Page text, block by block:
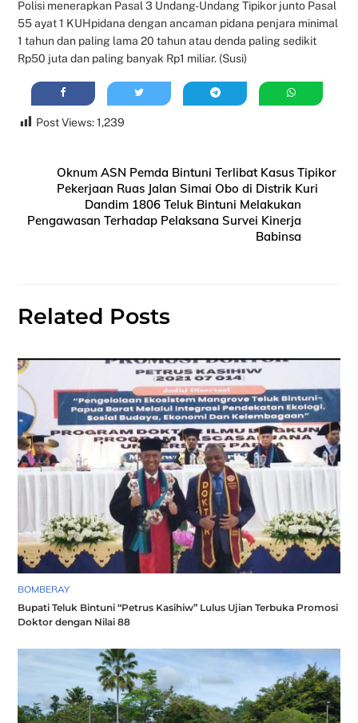
Polisi menerapkan Pasal 3 Undang-Undang Tipikor junto Pasal
55 ayat 1 KUHpidana dengan ancaman pidana penjara minimal
1 tahun dan paling lama 20 tahun atau denda paling sedikit
Rp50 juta dan paling banyak Rp1 miliar. (Susi)
Post Views: 1,239
Oknum ASN Pemda Bintuni Terlibat Kasus Tipikor
Pekerjaan Ruas Jalan Simai Obo di Distrik Kuri
Dandim 1806 Teluk Bintuni Melakukan
Pengawasan Terhadap Pelaksana Survei Kinerja
Babinsa
Related Posts
BOMBERAY
Bupati Teluk Bintuni “Petrus Kasihiw” Lulus Ujian Terbuka Promosi
Doktor dengan Nilai 88